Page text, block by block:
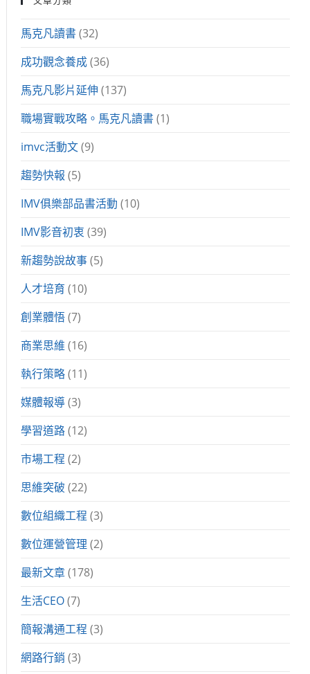
馬克凡讀書(32)
成功觀念養成(36)
馬克凡影片延伸 (137)
職場實戰攻略。馬克凡讀書(1)
imvc活動文(9)
趨勢快報 (5)
IMV俱樂部品書活動 (10)
IMV影音初衷 (39)
新趨勢說故事(5)
人才培育 (10)
創業體悟(7)
商業思維 (16)
執行策略(11)
媒體報導(3)
學習道路(12)
市場工程 (2)
思維突破 (22)
數位組織工程 (3)
數位運營管理 (2)
最新文章(178)
生活CEO(7)
簡報溝通工程 (3)
網路行銷 (3)